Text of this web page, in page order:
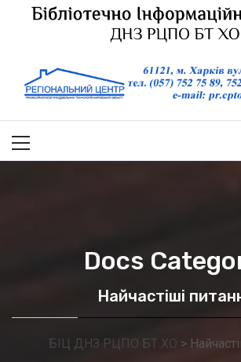
Docs
Найчастіші
БІЦ ДНЗ РЦПО БТ ХО >